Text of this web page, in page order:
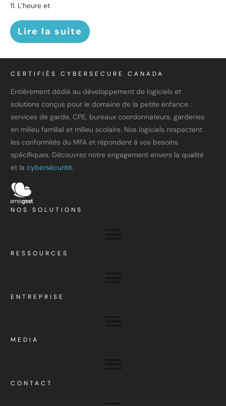
11. L’heure et
Lire la suite
CERTIFIÉS CYBERSECURE CANADA
Entièrement dédié au développement de logiciels et
solutions conçus pour le domaine de la petite enfance :
services de garde, CPE, bureaux coordonnateurs, garderies
en milieu familial et milieu scolaire. Nos logiciels respectent
les conformités du MFA et répondent à vos besoins
spécifiques. Découvrez notre engagement envers la qualité
et la cybersécurité.
NOS SOLUTIONS
RESSOURCES
ENTREPRISE
MEDIA
CONTACT